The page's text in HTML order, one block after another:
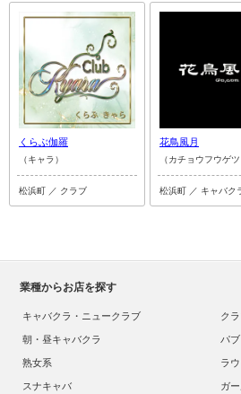
くらぶ伽羅
（キャラ）
松浜町 ／ クラブ
花鳥風月
（カチョウフウゲツ
松浜町 ／ キャバク
業種からお店を探す
キャバクラ・ニュークラブ
ク
朝・昼キャバクラ
パ
熟女系
ラ
スナキャバ
ガ